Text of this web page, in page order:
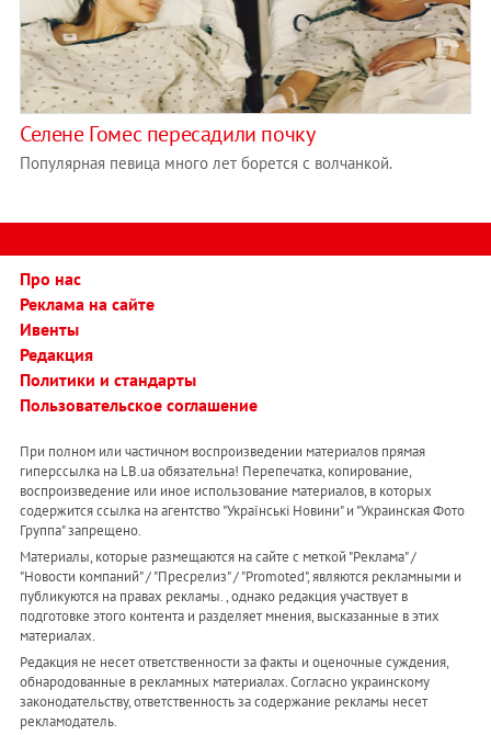
Селене Гомес пересадили почку
Популярная певица много лет борется с волчанкой.
Про нас
Реклама на сайте
Ивенты
Редакция
Политики и стандарты
Пользовательское соглашение
При полном или частичном воспроизведении материалов прямая
гиперссылка на LB.ua обязательна! Перепечатка, копирование,
воспроизведение или иное использование материалов, в которых
содержится ссылка на агентство "Українськi Новини" и "Украинская Фото
Группа" запрещено.
Материалы, которые размещаются на сайте с меткой "Реклама" /
"Новости компаний" / "Пресрелиз" / "Promoted", являются рекламными и
публикуются на правах рекламы. , однако редакция участвует в
подготовке этого контента и разделяет мнения, высказанные в этих
материалах.
Редакция не несет ответственности за факты и оценочные суждения,
обнародованные в рекламных материалах. Согласно украинскому
законодательству, ответственность за содержание рекламы несет
рекламодатель.